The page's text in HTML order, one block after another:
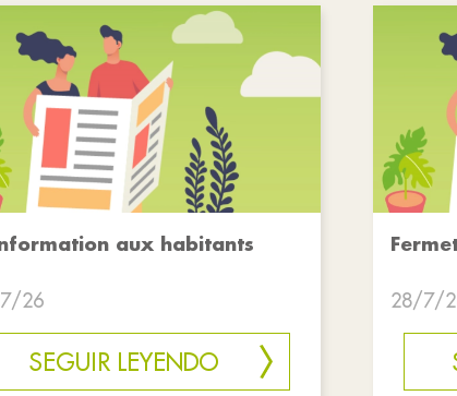
aux habitants
26
SEGUIR LEYENDO
28/7/